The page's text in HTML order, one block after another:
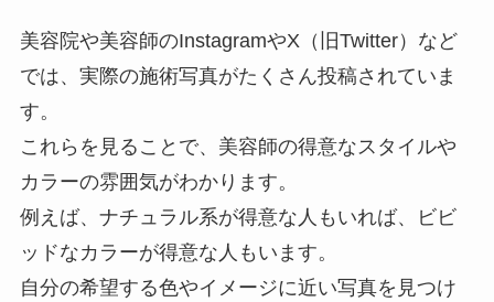
美容院や美容師のInstagramやX（旧Twitter）など
では、実際の施術写真がたくさん投稿されていま
す。
これらを見ることで、美容師の得意なスタイルや
カラーの雰囲気がわかります。
例えば、ナチュラル系が得意な人もいれば、ビビ
ッドなカラーが得意な人もいます。
自分の希望する色やイメージに近い写真を見つけ